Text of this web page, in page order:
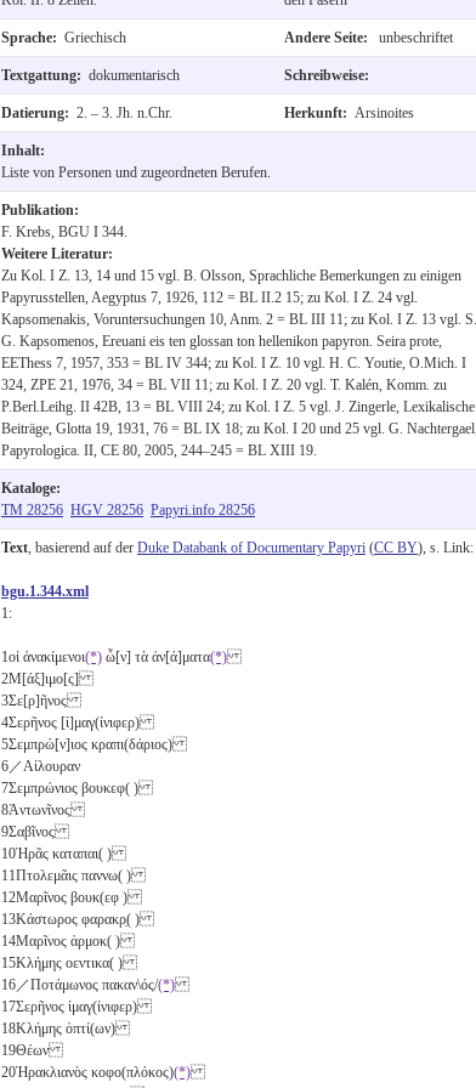
Sprache: Griechisch Andere Seite: unbeschriftet
Textgattung: dokumentarisch Schreibweise:
Datierung: 2. – 3. Jh. n.Chr. Herkunft: Arsinoites
Inhalt:
Liste von Personen und zugeordneten Berufen.
Publikation:
F. Krebs, BGU I 344.
Weitere Literatur:
Zu Kol. I Z. 13, 14 und 15 vgl. B. Olsson, Sprachliche Bemerkungen zu einigen
Papyrusstellen, Aegyptus 7, 1926, 112 = BL II.2 15; zu Kol. I Z. 24 vgl.
Kapsomenakis, Voruntersuchungen 10, Anm. 2 = BL III 11; zu Kol. I Z. 13 vgl. S.
G. Kapsomenos, Ereuani eis ten glossan ton hellenikon papyron. Seira prote,
EEThess 7, 1957, 353 = BL IV 344; zu Kol. I Z. 10 vgl. H. C. Youtie, O.Mich. I
324, ZPE 21, 1976, 34 = BL VII 11; zu Kol. I Z. 20 vgl. T. Kalén, Komm. zu
P.Berl.Leihg. II 42B, 13 = BL VIII 24; zu Kol. I Z. 5 vgl. J. Zingerle, Lexikalische
Beiträge, Glotta 19, 1931, 76 = BL IX 18; zu Kol. I 20 und 25 vgl. G. Nachtergael,
Papyrologica. II, CE 80, 2005, 244–245 = BL XIII 19.
Kataloge:
TM 28256 HGV 28256 Papyri.info 28256
Text , basierend auf der Duke Databank of Documentary Papyri (CC BY), s. Link:
bgu.1.344.xml
1:
1οἱ ἀνακίμενοι(*) ὧ[ν] τὰ ἀν[ά]ματα(*)
2Μ[άξ]ιμο[ς]
3Σε[ρ]ῆνος
4Σερῆνος [ἰ]μαγ(ίνιφερ)
5Σεμπρώ[ν]ιος κραπι(δάριος)
6 ／Αἰλουραν
7Σεμπρώνιος βουκεφ( )
8Ἀντωνῖνος
9Σαβῖνος
10Ἡρᾶς καταπαι( )
11Πτολεμᾶις παννω( )
12Μαρῖνος βουκ(εφ )
13Κάστωρος φαρακρ̣( )
14Μαρῖνος ἁρμοκ( )
15Κλήμης οεντικα( )
16 ／Ποτάμωνος πακαν\ός/(*)
17Σερῆνος ἰμαγ(ίνιφερ)
18Κλήμης ὀπτί(ων)
19Θέων
20Ἡρακλιανὸς κοφο(πλόκος)(*)